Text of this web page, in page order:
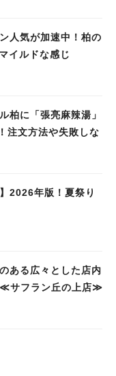
人気が加速中！柏の
イルドな感じ
柏に「張亮麻辣湯」
注文方法や失敗しな
2026年版！夏祭り
ある広々とした店内
サフラン丘の上店≫